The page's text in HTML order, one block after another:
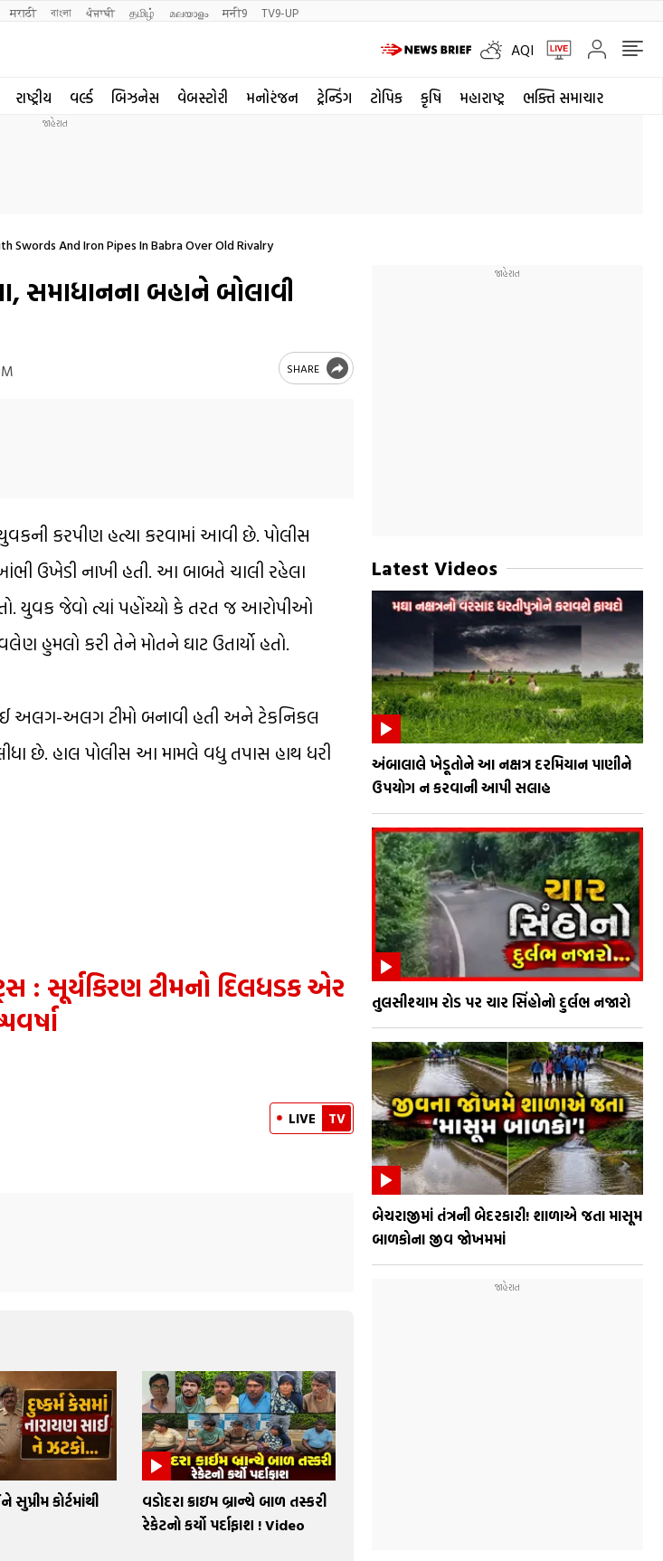
मराठी বাংলা ਪੰਜਾਬੀ தமிழ் മലയാളം मनी9 TV9-UP
AQI
રાષ્ટ્રીય વર્લ્ડ બિઝનેસ વેબસ્ટોરી મનોરંજન ટ્રેન્ડિંગ ટોપિક કૃષિ મહારાષ્ટ્ર ભક્તિ સમાચાર
And Iron Pipes In Babra Over Old Rivalry
સમાધાનના બહાને બોલાવી
SHARE
કરપીણ હત્યા કરવામાં આવી છે. પોલીસ
ઉખેડી નાખી હતી. આ બાબતે ચાલી રહેલા
યુવક જેવો ત્યાં પહોંચ્યો કે તરત જ આરોપીઓ
હુમલો કરી તેને મોતને ઘાટ ઉતાર્યો હતો.
અલગ-અલગ ટીમો બનાવી હતી અને ટેકનિકલ
છે. હાલ પોલીસ આ મામલે વધુ તપાસ હાથ ધરી
: સૂર્યકિરણ ટીમનો દિલધડક એર
LIVE TV
કોર્ટમાંથી
વડોદરા ક્રાઇમ બ્રાન્ચે બાળ તસ્કરી
રેકેટનો કર્યો પર્દાફાશ ! Video
Latest Videos
અંબાલાલે ખેડૂતોને આ નક્ષત્ર દરમિયાન પાણીને
ઉપયોગ ન કરવાની આપી સલાહ
તુલસીશ્યામ રોડ પર ચાર સિંહોનો દુર્લભ નજારો
બેચરાજીમાં તંત્રની બેદરકારી! શાળાએ જતા માસૂમ
બાળકોના જીવ જોખમમાં